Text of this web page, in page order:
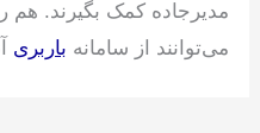
مدیرجاده کمک بگیرند. هم
می‌توانند از سامانه باربری